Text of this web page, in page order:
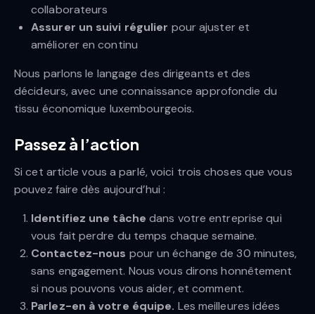
collaborateurs
Assurer un suivi régulier pour ajuster et
améliorer en continu
Nous parlons le langage des dirigeants et des
décideurs, avec une connaissance approfondie du
tissu économique luxembourgeois.
Passez à l’action
Si cet article vous a parlé, voici trois choses que vous
pouvez faire dès aujourd’hui :
Identifiez une tâche dans votre entreprise qui
vous fait perdre du temps chaque semaine.
Contactez-nous pour un échange de 30 minutes,
sans engagement. Nous vous dirons honnêtement
si nous pouvons vous aider, et comment.
Parlez-en à votre équipe. Les meilleures idées